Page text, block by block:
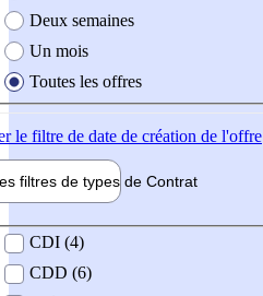
Deux semaines
Un mois
Toutes les offres
le filtre de date de création de l'offre
filtres de types de Contrat
contrat
CDI (4)
CDD (6)